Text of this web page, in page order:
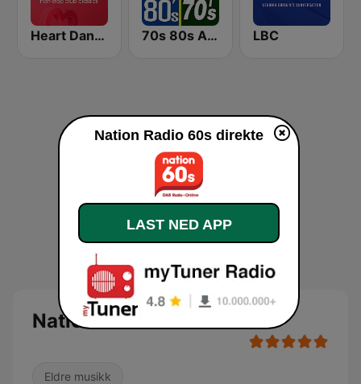
Heart Dance 70s 80s All Time Greatest LBC
Nation Radio 60s
Eldre musikk
Nation Radio 60s direkte
LAST NED APP